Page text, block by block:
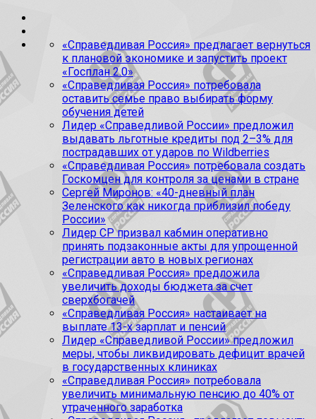
«Справедливая Россия» предлагает вернуться
к плановой экономике и запустить проект
«Госплан 2.0»
«Справедливая Россия» потребовала
оставить семье право выбирать форму
обучения детей
Лидер «Справедливой России» предложил
выдавать льготные кредиты под 2–3% для
пострадавших от ударов по Wildberries
«Справедливая Россия» потребовала создать
Госкомцен для контроля за ценами в стране
Сергей Миронов: «40-дневный план
Зеленского как никогда приблизил победу
России»
Лидер СР призвал кабмин оперативно
принять подзаконные акты для упрощенной
регистрации авто в новых регионах
«Справедливая Россия» предложила
увеличить доходы бюджета за счет
сверхбогачей
«Справедливая Россия» настаивает на
выплате 13-х зарплат и пенсий
Лидер «Справедливой России» предложил
меры, чтобы ликвидировать дефицит врачей
в государственных клиниках
«Справедливая Россия» потребовала
увеличить минимальную пенсию до 40% от
утраченного заработка